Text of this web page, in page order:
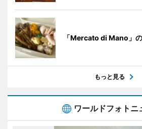
「Mercato di Mano」
もっと見る
ワールドフォトニ